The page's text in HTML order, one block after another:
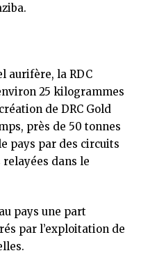
aurifère, la RDC
25 kilogrammes
de DRC Gold
près de 50 tonnes
pays par des circuits
dans le
pays une part
par l’exploitation de